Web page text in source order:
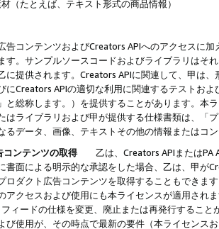
（たとえば、テキスト形式の商品情報）
告コンテンツおよびCreators APIへのアクセスに
す。サンプルソースコードおよびライブラリはそ
に提供されます。Creators APIに関連して、甲は
にCreators APIの適切な利用に関連するテストお
と総称します。）を提供することがあります。本
はライブラリおよび甲が提供する仕様書類は、「
るデータ、画像、テキストその他の情報またはコ
コンテンツの取得
乙は、Creators APIまたはPA
書面による明示的な承認をした場合、乙は、甲が
ロダクト広告コンテンツを取得することもできま
アクセスおよび使用にも本ライセンスが適用され
ィードの仕様を変更、廃止または再発行するこ
び使用が、その時点で最新の要件（本ライセン